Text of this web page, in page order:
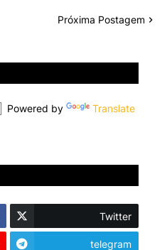
Próxima Postagem
Powered by Translate
Twitter
telegram